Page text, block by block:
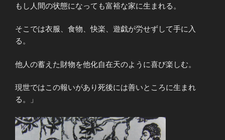
もし人間の状態になっても富裕な家に生まれる。
そこでは衣服、食物、快楽、遊戯が労せずして手に入
る。
他人の蓄えた財物を他化自在天のように喜び楽しむ。
現世ではこの報いがあり死後には善いところに生まれ
る。」